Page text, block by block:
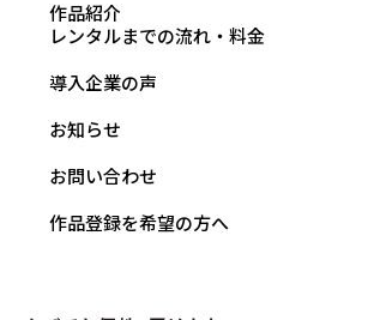
作品紹介
レンタルまでの流れ・料金
導入企業の声
お知らせ
お問い合わせ
作品登録を希望の方へ